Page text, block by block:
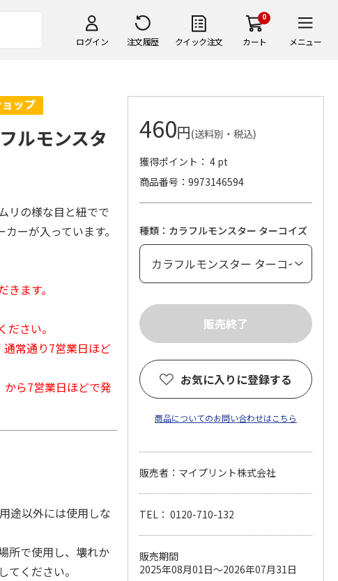
ログイン 注文履歴 クイック注文
0
カート メニュー
ルモンスタ
リの様な目と紐でで
ーが入っています。
ます。
さい。
常通り7営業日ほど
ら7営業日ほどで発
途以外には使用しな
所で使用し、壊れか
ください。
460円(送料別・税込)
獲得ポイント： 4 pt
商品番号
9973146594
種類：カラフルモンスター ターコイズ
お気に入りに登録する
商品についてのお問い合わせはこちら
販売者：マイプリント株式会社
TEL： 0120-710-132
販売期間
2025年08月01日～2026年07月31日